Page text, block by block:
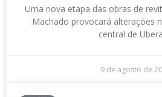
Uma nova etapa das obras de
Machado provocará alterações
central de
9 de agosto de